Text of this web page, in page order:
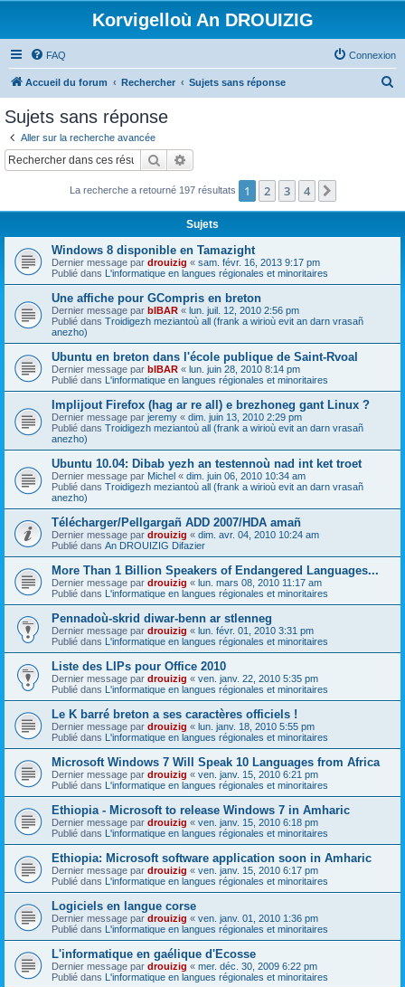
Korvigelloù An DROUIZIG
FAQ Connexion
Accueil du forum Rechercher Sujets sans réponse
c
Sujets sans réponse
Aller sur la recherche avancée
Rechercher
La recherche a retourné 197 résultats 1 2 3 4
Sujets
Windows 8 disponible en Tamazight
Dernier message par drouizig « sam. févr. 16, 2013 9:17 pm
Publié dans L'informatique en langues régionales et minoritaires
Une affiche pour GCompris en breton
Dernier message par bIBAR « lun. juil. 12, 2010 2:56 pm
Publié dans Troidigezh meziantoù all (frank a wirioù evit an darn vrasañ
anezho)
Ubuntu en breton dans l'école publique de Saint-Rvoal
Dernier message par bIBAR « lun. juin 28, 2010 8:14 pm
Publié dans L'informatique en langues régionales et minoritaires
Implijout Firefox (hag ar re all) e brezhoneg gant Linux ?
Dernier message par jeremy « dim. juin 13, 2010 2:29 pm
Publié dans Troidigezh meziantoù all (frank a wirioù evit an darn vrasañ
anezho)
Ubuntu 10.04: Dibab yezh an testennoù nad int ket troet
Dernier message par Michel « dim. juin 06, 2010 10:34 am
Publié dans Troidigezh meziantoù all (frank a wirioù evit an darn vrasañ
anezho)
Télécharger/Pellgargañ ADD 2007/HDA amañ
Dernier message par drouizig « dim. avr. 04, 2010 10:24 am
Publié dans An DROUIZIG Difazier
More Than 1 Billion Speakers of Endangered Languages...
Dernier message par drouizig « lun. mars 08, 2010 11:17 am
Publié dans L'informatique en langues régionales et minoritaires
Pennadoù-skrid diwar-benn ar stlenneg
Dernier message par drouizig « lun. févr. 01, 2010 3:31 pm
Publié dans L'informatique en langues régionales et minoritaires
Liste des LIPs pour Office 2010
Dernier message par drouizig « ven. janv. 22, 2010 5:35 pm
Publié dans L'informatique en langues régionales et minoritaires
Le K barré breton a ses caractères officiels !
Dernier message par drouizig « lun. janv. 18, 2010 5:55 pm
Publié dans L'informatique en langues régionales et minoritaires
Microsoft Windows 7 Will Speak 10 Languages from Africa
Dernier message par drouizig « ven. janv. 15, 2010 6:21 pm
Publié dans L'informatique en langues régionales et minoritaires
Ethiopia - Microsoft to release Windows 7 in Amharic
Dernier message par drouizig « ven. janv. 15, 2010 6:18 pm
Publié dans L'informatique en langues régionales et minoritaires
Ethiopia: Microsoft software application soon in Amharic
Dernier message par drouizig « ven. janv. 15, 2010 6:17 pm
Publié dans L'informatique en langues régionales et minoritaires
Logiciels en langue corse
Dernier message par drouizig « ven. janv. 01, 2010 1:36 pm
Publié dans L'informatique en langues régionales et minoritaires
L'informatique en gaélique d'Ecosse
Dernier message par drouizig « mer. déc. 30, 2009 6:22 pm
Publié dans L'informatique en langues régionales et minoritaires